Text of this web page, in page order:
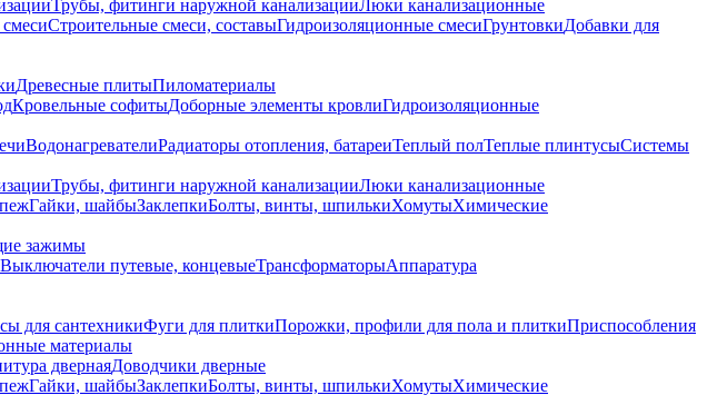
Трубы, фитинги наружной канализацииЛюки канализационные
Строительные смеси, составыГидроизоляционные смесиГрунтовкиДобавки для
Древесные плитыПиломатериалы
Кровельные софитыДоборные элементы кровлиГидроизоляционные
ВодонагревателиРадиаторы отопления, батареиТеплый полТеплые плинтусыСистемы
Трубы, фитинги наружной канализацииЛюки канализационные
Гайки, шайбыЗаклепкиБолты, винты, шпилькиХомутыХимические
зажимы
Выключатели путевые, концевыеТрансформаторыАппаратура
для сантехникиФуги для плиткиПорожки, профили для пола и плиткиПриспособления
материалы
двернаяДоводчики дверные
Гайки, шайбыЗаклепкиБолты, винты, шпилькиХомутыХимические